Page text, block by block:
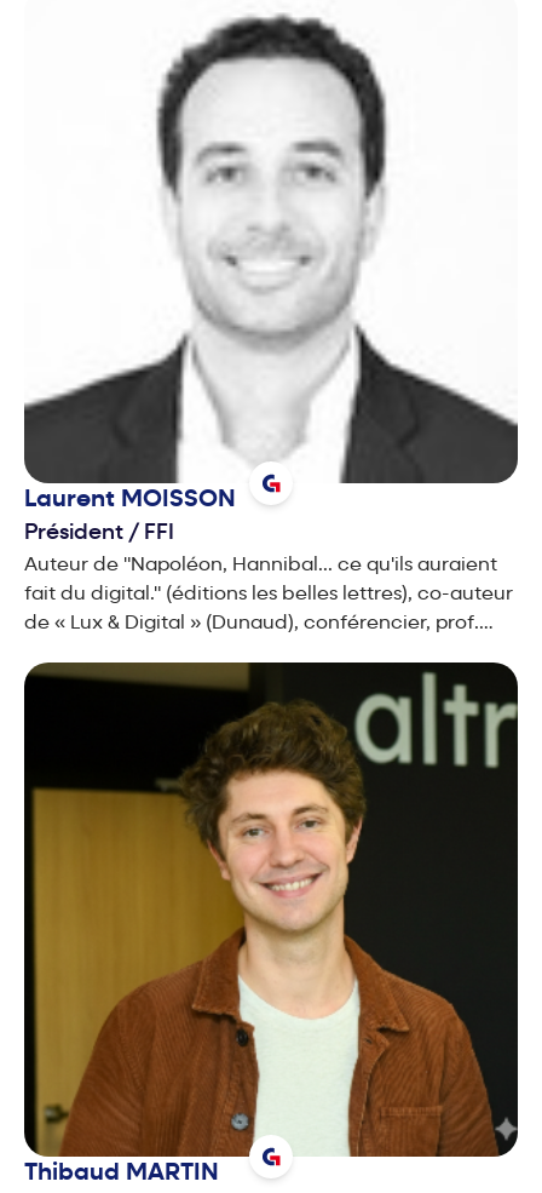
Laurent MOISSON
Président / FFI
Auteur de "Napoléon, Hannibal... ce qu'ils auraient
fait du digital." (éditions les belles lettres), co-auteur
de « Lux & Digital » (Dunaud), conférencier, prof.
Thibaud MARTIN